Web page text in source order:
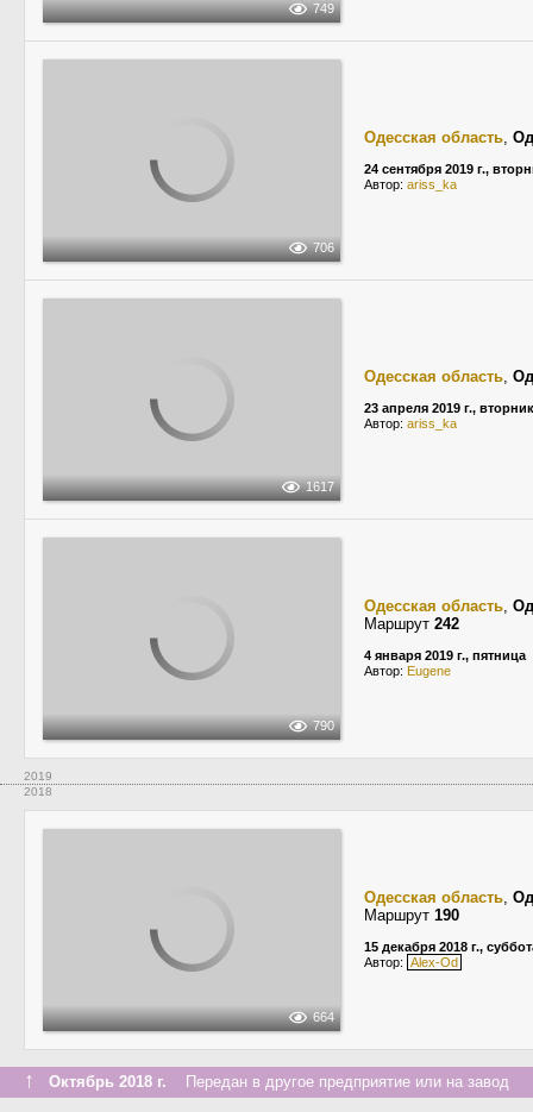
749
706
Одесская область,
24 сентября 2019 г.,
Автор: ariss_ka
1617
Одесская область,
23 апреля 2019 г., вторник
Автор: ariss_ka
790
Одесская область,
Маршрут 242
4 января 2019 г., пятница
Автор: Eugene
2019
2018
664
Одесская область,
Маршрут 190
15 декабря 2018 г.,
Автор: Alex-Od
↑ Октябрь 2018 г. Передан в другое предприятие или на завод